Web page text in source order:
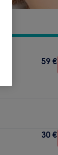
59 €
30 €